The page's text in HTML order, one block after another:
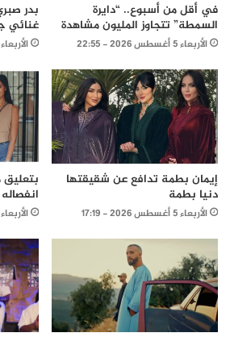
في أقل من أسبوع.. “دايرة
السمطة” تتجاوز المليون مشاهدة
الأربعاء 5 أغسطس 2026 - 22:55
بدر
غنائي
الأربعاء 5 أغسطس 2026 - 20:44
إيمان بطمة تدافع عن شقيقتها
دنيا بطمة
الأربعاء 5 أغسطس 2026 - 17:19 الأربعاء 5 أغسطس 2026 - 14:53